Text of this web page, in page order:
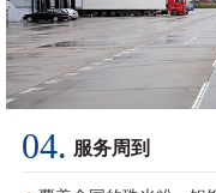
04. 服务周到
覆盖全国的珠光粉，铝